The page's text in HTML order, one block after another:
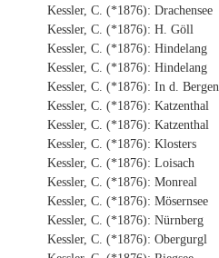
Kessler, C. (*1876): Drachensee
Kessler, C. (*1876): H. Göll
Kessler, C. (*1876): Hindelang
Kessler, C. (*1876): Hindelang
Kessler, C. (*1876): In d. Bergen
Kessler, C. (*1876): Katzenthal
Kessler, C. (*1876): Katzenthal
Kessler, C. (*1876): Klosters
Kessler, C. (*1876): Loisach
Kessler, C. (*1876): Monreal
Kessler, C. (*1876): Mösernsee
Kessler, C. (*1876): Nürnberg
Kessler, C. (*1876): Obergurgl